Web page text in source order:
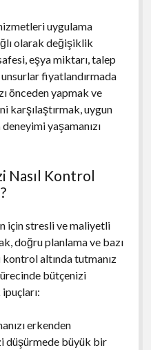
uygulama
olarak değişiklik
eşya miktarı, talep
fiyatlandırmada
önceden yapmak ve
karşılaştırmak, uygun
yaşamanızı
Nasıl Kontrol
için stresli ve maliyetli
doğru planlama ve bazı
altında tutmanız
bütçenizi
erkenden
düşürmede büyük bir